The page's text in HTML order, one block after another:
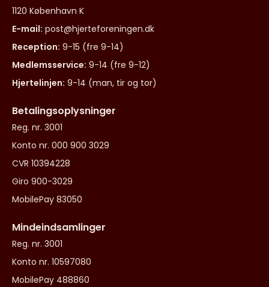
1120 København K
E-mail: post@hjerteforeningen.dk
Reception: 9-15 (fre 9-14)
Medlemsservice: 9-14 (fre 9-12)
Hjertelinjen: 9-14 (man, tir og tor)
Betalingsoplysninger
Reg. nr. 3001
Konto nr. 000 900 3029
CVR 10394228
Giro 900-3029
MobilePay 83050
Mindeindsamlinger
Reg. nr. 3001
Konto nr. 10597080
MobilePay 488860